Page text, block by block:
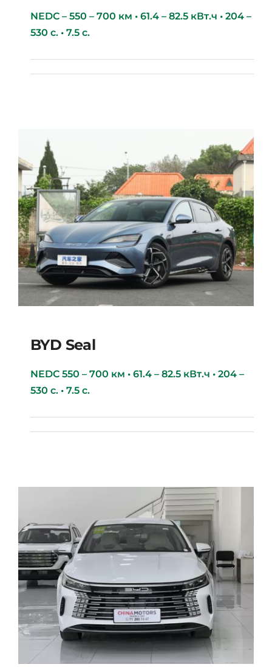
BYD Yuan Plus
NEDC – 550 – 700 км • 61.4 – 82.5 кВт.ч • 204 –
530 с. • 7.5 с.
BYD Seal
NEDC 550 – 700 км • 61.4 – 82.5 кВт.ч • 204 –
530 с. • 7.5 с.